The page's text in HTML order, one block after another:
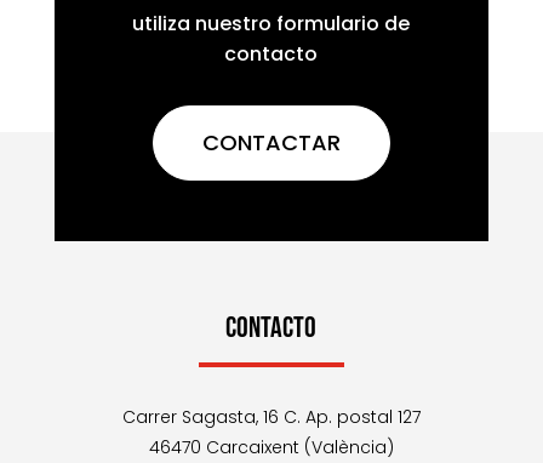
utiliza nuestro formulario de
contacto
CONTACTAR
CONTACTO
Carrer Sagasta, 16 C. Ap. postal 127
46470 Carcaixent (València)